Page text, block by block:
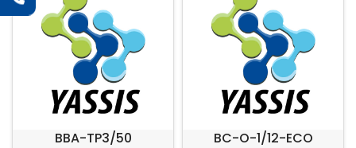
BBA-TP3/50
BC-O-1/12-ECO